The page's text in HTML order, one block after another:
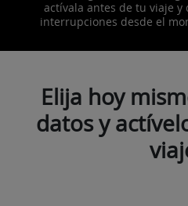
actívala antes de tu viaje
interrupciones desde el
Elija hoy
datos y